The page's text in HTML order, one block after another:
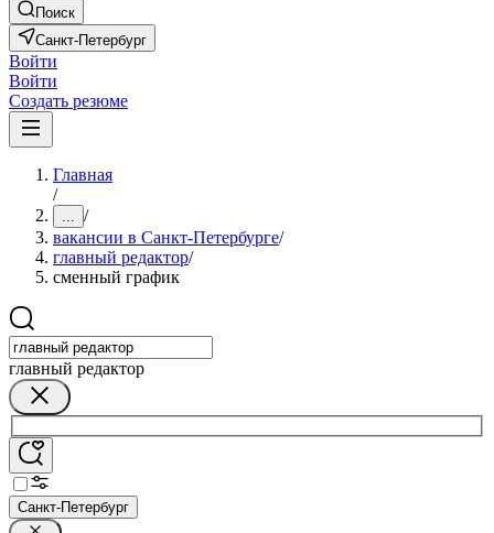
Поиск
Санкт-Петербург
Войти
Войти
Создать резюме
Главная
/
... /
вакансии в Санкт-Петербурге/
главный редактор/
сменный график
главный редактор
Санкт-Петербург